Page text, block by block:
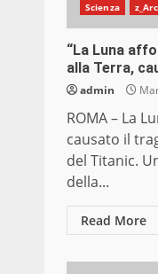
Scienza
“La Luna
alla Terra,
admin
ROMA – La
causato il
del Titanic.
della...
Read More